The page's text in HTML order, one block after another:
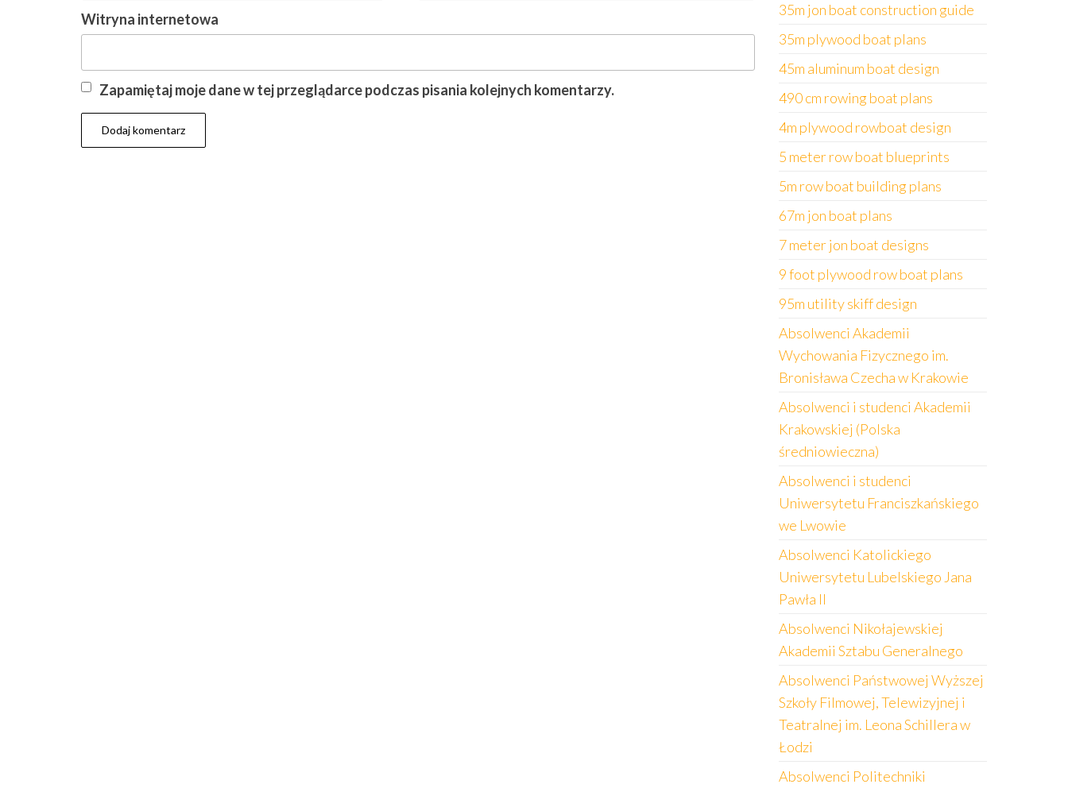
Witryna internetowa
Zapamiętaj moje dane w tej przeglądarce podczas pisania kolejnych komentarzy.
35m jon boat construction guide
35m plywood boat plans
45m aluminum boat design
490 cm rowing boat plans
4m plywood rowboat design
5 meter row boat blueprints
5m row boat building plans
67m jon boat plans
7 meter jon boat designs
9 foot plywood row boat plans
95m utility skiff design
Absolwenci Akademii
Wychowania Fizycznego im.
Bronisława Czecha w Krakowie
Absolwenci i studenci Akademii
Krakowskiej (Polska
średniowieczna)
Absolwenci i studenci
Uniwersytetu Franciszkańskiego
we Lwowie
Absolwenci Katolickiego
Uniwersytetu Lubelskiego Jana
Pawła II
Absolwenci Nikołajewskiej
Akademii Sztabu Generalnego
Absolwenci Państwowej Wyższej
Szkoły Filmowej, Telewizyjnej i
Teatralnej im. Leona Schillera w
Łodzi
Absolwenci Politechniki